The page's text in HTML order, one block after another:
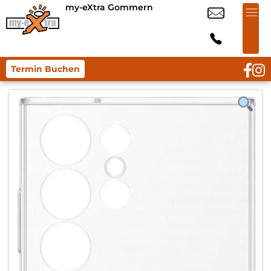
my-eXtra Gommern
Termin Buchen